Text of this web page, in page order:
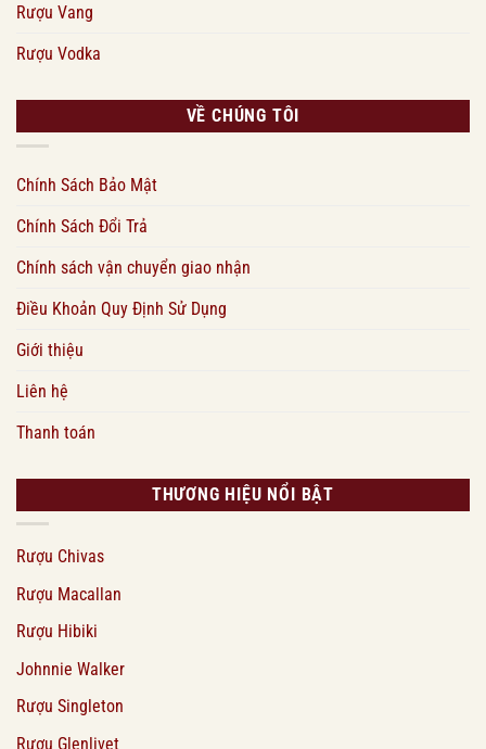
Rượu Vang
Rượu Vodka
VỀ CHÚNG TÔI
Chính Sách Bảo Mật
Chính Sách Đổi Trả
Chính sách vận chuyển giao nhận
Điều Khoản Quy Định Sử Dụng
Giới thiệu
Liên hệ
Thanh toán
THƯƠNG HIỆU NỔI BẬT
Rượu Chivas
Rượu Macallan
Rượu Hibiki
Johnnie Walker
Rượu Singleton
Rượu Glenlivet